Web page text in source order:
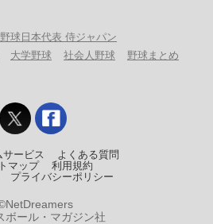
野球日本代表 侍ジャパン
大学野球 社会人野球 野球まとめ
サービス
よくある質問
マップ
利用規約
プライバシーポリシー
ボール・マガジン社